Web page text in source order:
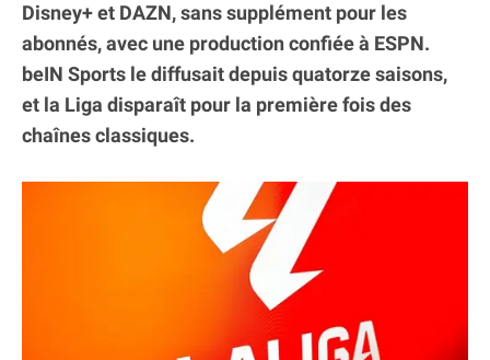
Disney+ et DAZN, sans supplément pour les
abonnés, avec une production confiée à ESPN.
beIN Sports le diffusait depuis quatorze saisons,
et la Liga disparaît pour la première fois des
chaînes classiques.